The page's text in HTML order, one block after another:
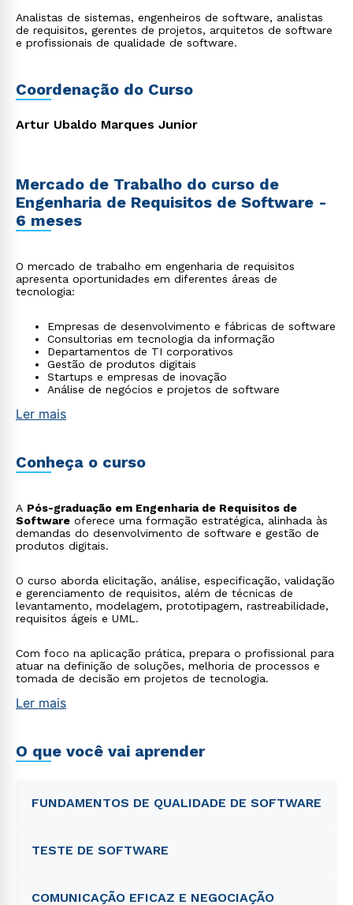
Analistas de sistemas, engenheiros de software, analistas
de requisitos, gerentes de projetos, arquitetos de software
e profissionais de qualidade de software.
Coordenação do Curso
Artur Ubaldo Marques Junior
Mercado de Trabalho do curso de
Engenharia de Requisitos de Software -
6 meses
O mercado de trabalho em engenharia de requisitos
apresenta oportunidades em diferentes áreas de
tecnologia:
Empresas de desenvolvimento e fábricas de software
Consultorias em tecnologia da informação
Departamentos de TI corporativos
Gestão de produtos digitais
Startups e empresas de inovação
Análise de negócios e projetos de software
Ler mais
Conheça o curso
A Pós-graduação em Engenharia de Requisitos de
Software oferece uma formação estratégica, alinhada às
demandas do desenvolvimento de software e gestão de
produtos digitais.
O curso aborda elicitação, análise, especificação, validação
e gerenciamento de requisitos, além de técnicas de
levantamento, modelagem, prototipagem, rastreabilidade,
requisitos ágeis e UML.
Com foco na aplicação prática, prepara o profissional para
atuar na definição de soluções, melhoria de processos e
tomada de decisão em projetos de tecnologia.
Ler mais
O que você vai aprender
FUNDAMENTOS DE QUALIDADE DE SOFTWARE
TESTE DE SOFTWARE
COMUNICAÇÃO EFICAZ E NEGOCIAÇÃO